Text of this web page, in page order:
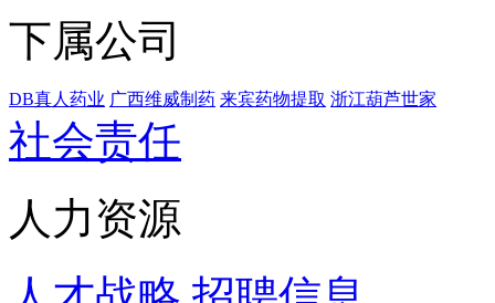
下属公司
DB真人药业 广西维威制药 来宾药物提取 浙江葫芦世家
社会责任
人力资源